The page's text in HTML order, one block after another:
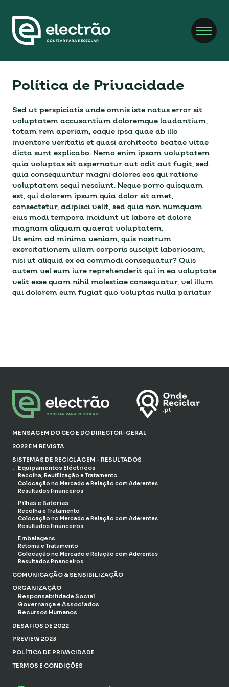
Política de Privacidade
Sed ut perspiciatis unde omnis iste natus error sit
voluptatem accusantium doloremque laudantium,
totam rem aperiam, eaque ipsa quae ab illo
inventore veritatis et quasi architecto beatae vitae
dicta sunt explicabo. Nemo enim ipsam voluptatem
quia voluptas sit aspernatur aut odit aut fugit, sed
quia consequuntur magni dolores eos qui ratione
voluptatem sequi nesciunt. Neque porro quisquam
est, qui dolorem ipsum quia dolor sit amet,
consectetur, adipisci velit, sed quia non numquam
eius modi tempora incidunt ut labore et dolore
magnam aliquam quaerat voluptatem.
Ut enim ad minima veniam, quis nostrum
exercitationem ullam corporis suscipit laboriosam,
nisi ut aliquid ex ea commodi consequatur? Quis
autem vel eum iure reprehenderit qui in ea voluptate
velit esse quam nihil molestiae consequatur, vel illum
qui dolorem eum fugiat quo voluptas nulla pariatur
MENSAGEM DO CEO E DO DIRECTOR-GERAL
2022 EM REVISTA
SISTEMAS DE RECICLAGEM - RESULTADOS
Equipamentos Eléctricos
Recolha, Reutilização e Tratamento
Colocação no Mercado e Relação com Aderentes
Resultados Financeiros
Pilhas e Baterias
Recolha e Tratamento
Colocação no Mercado e Relação com Aderentes
Resultados Financeiros
Embalagens
Retoma e Tratamento
Colocação no Mercado e Relação com Aderentes
Resultados Financeiros
COMUNICAÇÃO & SENSIBILIZAÇÃO
ORGANIZAÇÃO
Responsabilidade Social
Governança e Associados
Recursos Humanos
DESAFIOS DE 2022
PREVIEW 2023
POLÍTICA DE PRIVACIDADE
TERMOS E CONDIÇÕES